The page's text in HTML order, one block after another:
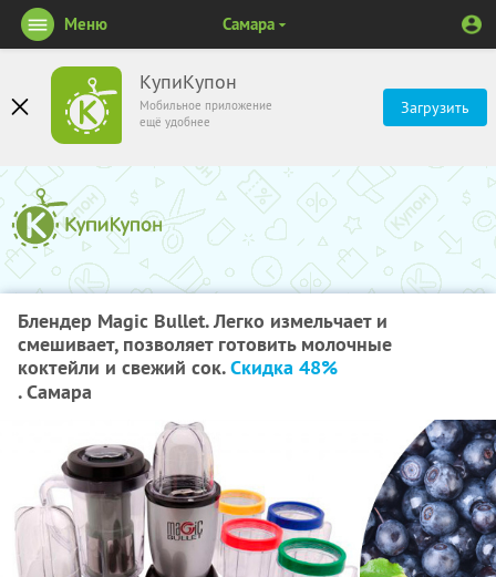
КупиКупон
Мобильное приложение
ещё удобнее
Загрузить
Меню Самара
Блендер Magic Bullet. Легко измельчает и
смешивает, позволяет готовить молочные
коктейли и свежий сок.Скидка 48%
. Самара